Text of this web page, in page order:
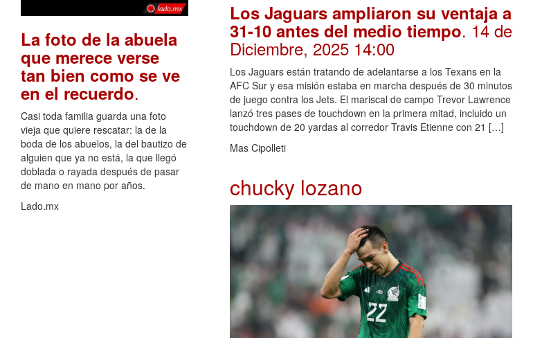
La foto de la abuela
que merece verse
tan bien como se ve
en el recuerdo.
Casi toda familia guarda una foto
vieja que quiere rescatar: la de la
boda de los abuelos, la del bautizo de
alguien que ya no está, la que llegó
doblada o rayada después de pasar
de mano en mano por años.
Lado.mx
Los Jaguars ampliaron su ventaja a
31-10 antes del medio tiempo. 14 de
Diciembre, 2025 14:00
Los Jaguars están tratando de adelantarse a los Texans en la
AFC Sur y esa misión estaba en marcha después de 30 minutos
de juego contra los Jets. El mariscal de campo Trevor Lawrence
lanzó tres pases de touchdown en la primera mitad, incluido un
touchdown de 20 yardas al corredor Travis Etienne con 21 […]
Mas Cipolleti
chucky lozano